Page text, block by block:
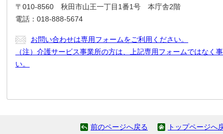
〒010-8560 秋田市山王一丁目1番1号 本庁舎2階
電話：018-888-5674
お問い合わせは専用フォームをご利用ください。
（注）介護サービス事業所の方は、上記専用フォームではなく
い。
前のページへ戻る トップページへ